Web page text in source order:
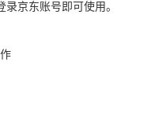
京东账号即可使用。